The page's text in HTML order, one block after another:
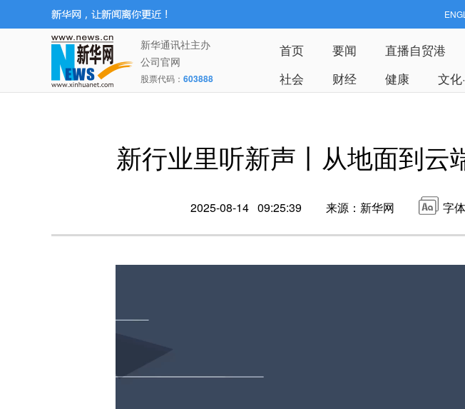
新华通讯社主办
公司官网
股票代码： 603888
首页 要闻 直播自贸港
社会
财经 健康 文化
新行业里听新声丨从地面到云
2025-08-14 09:25:39 来源：新华网 字